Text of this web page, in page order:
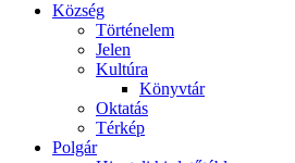
Község
Történelem
Jelen
Kultúra
Könyvtár
Oktatás
Térkép
Polgár